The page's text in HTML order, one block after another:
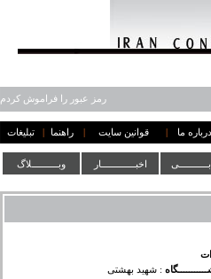
رمز عبور را فراموش کردم
درباره ما قوانین سایت راهنما تبلیغات
اخبـــــــــــــار وبــــــــــلاگ
: شهید بهشتی